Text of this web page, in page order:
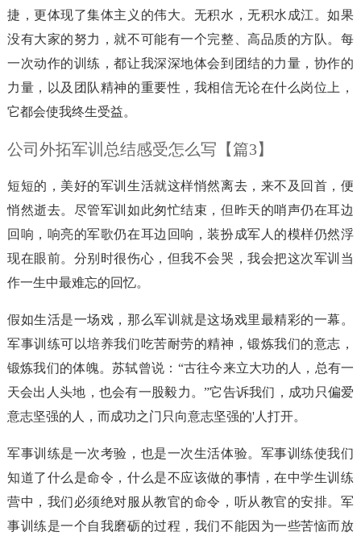
捷，更体现了集体主义的伟大。无积水，无积水成江。如果
没有大家的努力，就不可能有一个完整、高品质的方队。每
一次动作的训练，都让我深深地体会到团结的力量，协作的
力量，以及团队精神的重要性，我相信无论在什么岗位上，
它都会使我终生受益。
公司外拓军训总结感受怎么写【篇3】
短短的，美好的军训生活就这样悄然离去，来不及回首，便
悄然逝去。尽管军训如此匆忙结束，但昨天的哨声仍在耳边
回响，响亮的军歌仍在耳边回响，装扮成军人的模样仍然浮
现在眼前。分别时很伤心，但我不会哭，我会把这次军训当
作一生中最难忘的回忆。
假如生活是一场戏，那么军训就是这场戏里最精彩的一幕。
军事训练可以培养我们吃苦耐劳的精神，锻炼我们的意志，
锻炼我们的体魄。苏轼曾说：“古往今来立大功的人，总有一
天会出人头地，也会有一股毅力。”它告诉我们，成功只偏爱
意志坚强的人，而成功之门只向意志坚强的'人打开。
军事训练是一次考验，也是一次生活体验。军事训练使我们
知道了什么是命令，什么是不应该做的事情，在中学生训练
营中，我们必须绝对服从教官的命令，听从教官的安排。军
事训练是一个自我磨砺的过程，我们不能因为一些苦恼而放